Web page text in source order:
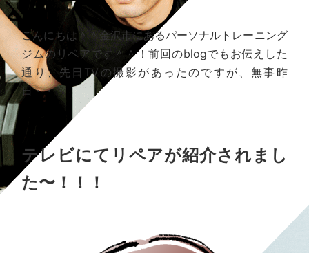
こんにちは＾＾金沢市にあるパーソナルトレーニング
ジムのリペアです＾＾！前回のblogでもお伝えした
通り、先日TVの撮影があったのですが、無事昨
日・・・
テレビにてリペアが紹介されまし
た〜！！！